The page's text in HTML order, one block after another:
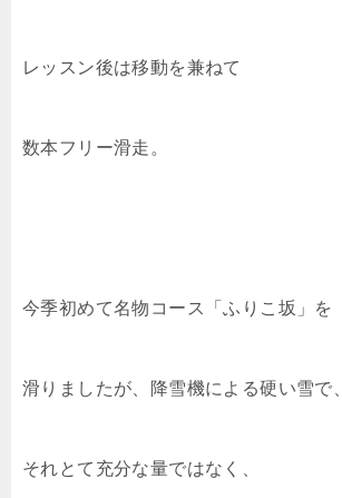
レッスン後は移動を兼ねて
数本フリー滑走。
今季初めて名物コース「ふりこ坂」を
滑りましたが、降雪機による硬い雪で、
それとて充分な量ではなく、